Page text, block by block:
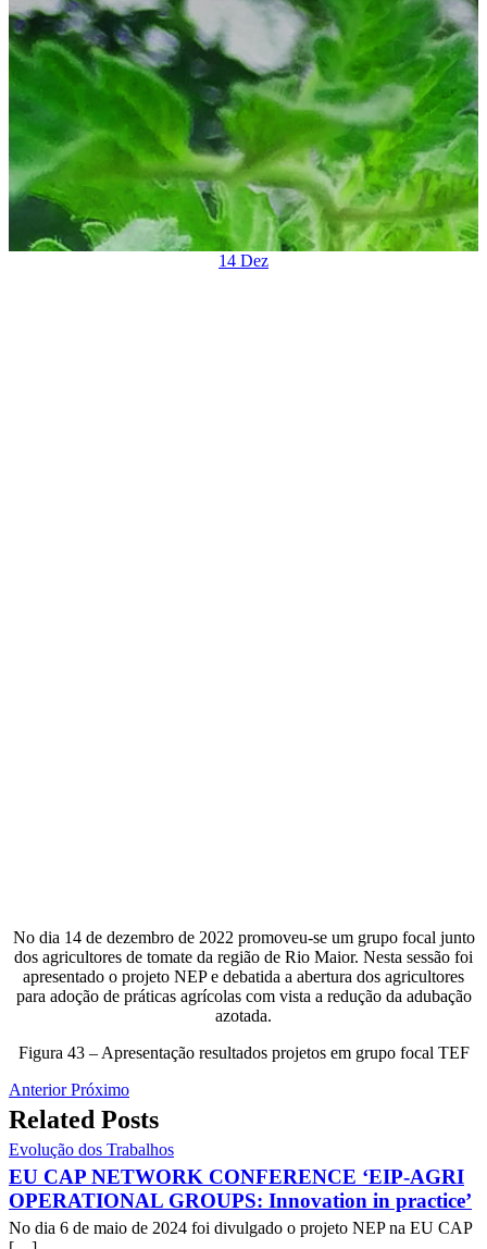
14 Dez
No dia 14 de dezembro de 2022 promoveu-se um grupo focal junto
dos agricultores de tomate da região de Rio Maior. Nesta sessão foi
apresentado o projeto NEP e debatida a abertura dos agricultores
para adoção de práticas agrícolas com vista a redução da adubação
azotada.
Figura 43 – Apresentação resultados projetos em grupo focal TEF
Anterior Próximo
Related Posts
Evolução dos Trabalhos
EU CAP NETWORK CONFERENCE ‘EIP-AGRI
OPERATIONAL GROUPS: Innovation in practice’
No dia 6 de maio de 2024 foi divulgado o projeto NEP na EU CAP